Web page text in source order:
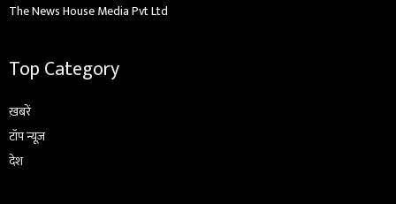
The News House Media Pvt Ltd
Top Category
ख़बरें
टॉप न्यूज़
देश